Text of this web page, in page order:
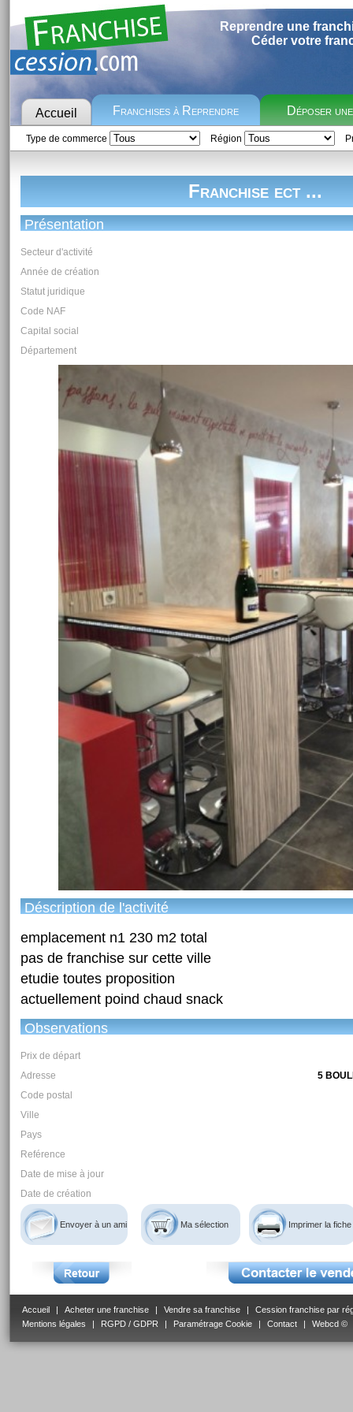
Reprendre une
Céder votre
Accueil Franchises à Reprendre Déposer
Type de commerce Région
Franchise ect ...
Présentation
Secteur d'activité
Année de création
Statut juridique
Code NAF
Capital social
Département
Déscription de l'activité
emplacement n1 230 m2 total
pas de franchise sur cette ville
etudie toutes proposition
actuellement poind chaud snack
Observations
Prix de départ
Adresse
5
Code postal
Ville
Pays
Reférence
Date de mise à jour
Date de création
Envoyer à un ami Ma sélection Imprimer la fiche
Accueil | Acheter une franchise | Vendre sa franchise |
Cession franchise par
Mentions légales
| RGPD / GDPR | Paramétrage Cookie | Contact | Webcd ©